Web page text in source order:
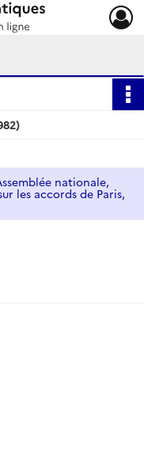
nationale,
les accords de Paris,